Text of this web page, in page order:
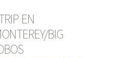
EN
BIG